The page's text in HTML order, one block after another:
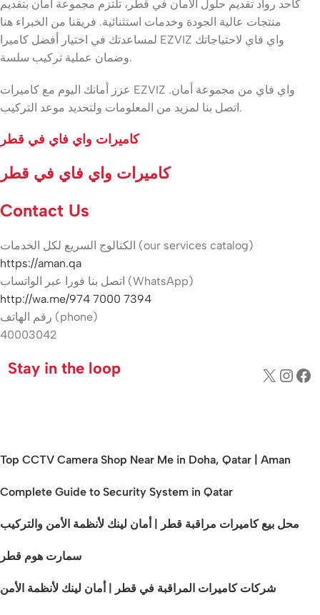
كأحد رواد تقديم حلول الأمان في قطر، تلتزم مجموعة أمان بتقديم
منتجات عالية الجودة وخدمات استثنائية. فريقنا من الخبراء هنا
لمساعدتك في اختيار أفضل كاميرا EZVIZ واي فاي لاحتياجاتك
وضمان عملية تركيب سلسة.
عزز أمانك اليوم مع كاميرات EZVIZ واي فاي من مجموعة أمان.
اتصل بنا لمزيد من المعلومات ولتحديد موعد التركيب.
كاميرات واي فاي في قطر
كاميرات واي فاي في قطر
Contact Us
الكتالوج السريع لكل الخدمات (our services catalog)
https://aman.qa
اتصل بنا فورا عبر الواتساب (WhatsApp)
http://wa.me/974 7000 7394
رقم الهاتف (phone)
40003042
Stay in the loop
Top CCTV Camera Shop Near Me in Doha, Qatar | Aman
Complete Guide to Security System in Qatar
محل بيع كاميرات مراقبة قطر | أمان لينك لأنظمة الأمن والتركيب
سمارت هوم قطر
شركات كاميرات المراقبة في قطر | أمان لينك لأنظمة الأمن